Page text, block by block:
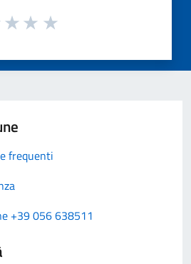
frequenti
+39 056 638511